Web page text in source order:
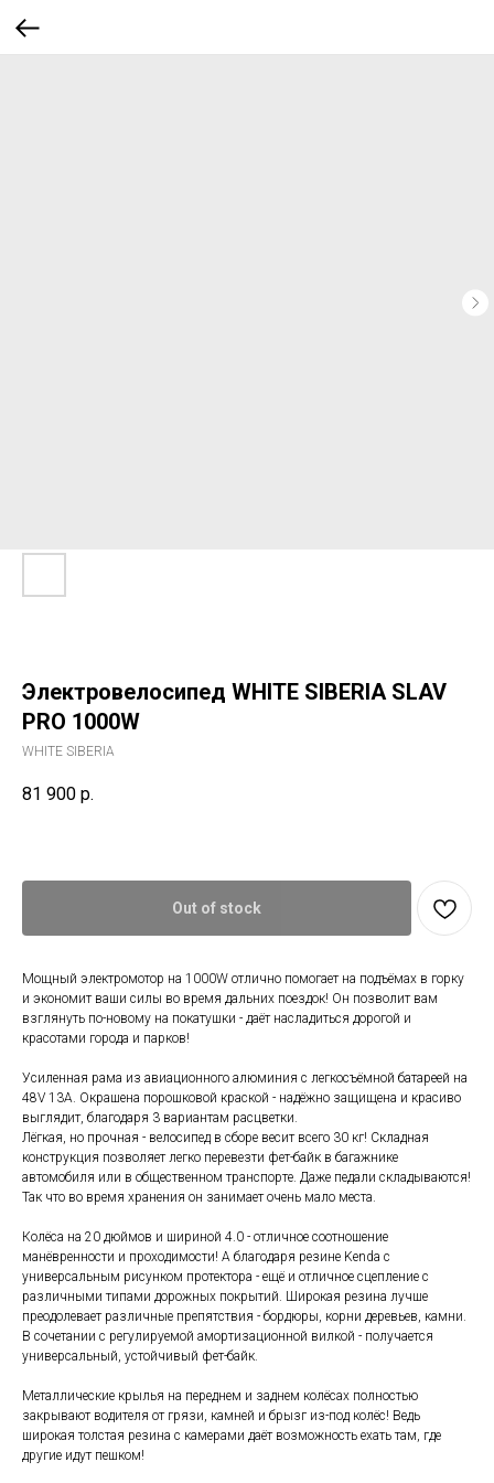
Электровелосипед WHITE SIBERIA SLAV
PRO 1000W
WHITE SIBERIA
81 900 р.
Out of stock
Мощный электромотор на 1000W отлично помогает на подъёмах в горку
и экономит ваши силы во время дальних поездок! Он позволит вам
взглянуть по-новому на покатушки - даёт насладиться дорогой и
красотами города и парков!
Усиленная рама из авиационного алюминия с легкосъёмной батареей на
48V 13A. Окрашена порошковой краской - надёжно защищена и красиво
выглядит, благодаря 3 вариантам расцветки.
Лёгкая, но прочная - велосипед в сборе весит всего 30 кг! Складная
конструкция позволяет легко перевезти фет-байк в багажнике
автомобиля или в общественном транспорте. Даже педали складываются!
Так что во время хранения он занимает очень мало места.
Колёса на 20 дюймов и шириной 4.0 - отличное соотношение
манёвренности и проходимости! А благодаря резине Kenda с
универсальным рисунком протектора - ещё и отличное сцепление с
различными типами дорожных покрытий. Широкая резина лучше
преодолевает различные препятствия - бордюры, корни деревьев, камни.
В сочетании с регулируемой амортизационной вилкой - получается
универсальный, устойчивый фет-байк.
Металлические крылья на переднем и заднем колёсах полностью
закрывают водителя от грязи, камней и брызг из-под колёс! Ведь
широкая толстая резина с камерами даёт возможность ехать там, где
другие идут пешком!